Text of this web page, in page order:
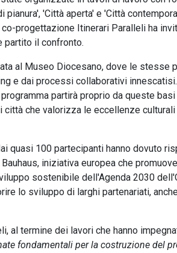
'Città aperta' e 'Città
progettazione Itinerari Paralleli ha
partito il confronto.
al Museo Diocesano, dove le stesse
e dai processi collaborativi
partirà proprio da queste
che valorizza le eccellenze
quasi 100 partecipanti hanno dovuto
iniziativa europea che
sostenibile dell'Agenda 2030
lo sviluppo di larghi partenariati,
al termine dei lavori che hanno
fondamentali per la costruzione del